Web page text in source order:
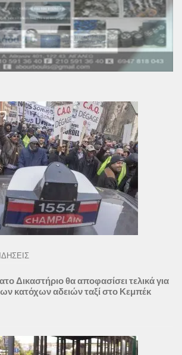
Δικαστήριο θα αποφασίσει τελικά για
κατόχων αδειών ταξί στο Κεμπέκ